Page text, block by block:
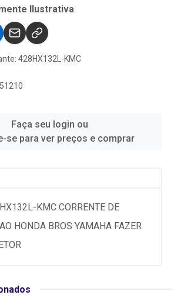
Ilustrativa
428HX132L-KMC
Faça seu login ou
se para ver preços e comprar
KMC CORRENTE DE
HONDA BROS YAMAHA FAZER